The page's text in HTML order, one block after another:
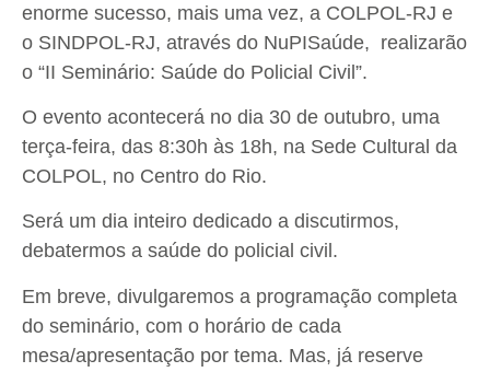
enorme sucesso, mais uma vez, a COLPOL-RJ e
o SINDPOL-RJ, através do NuPISaúde, realizarão
o “II Seminário: Saúde do Policial Civil”.
O evento acontecerá no dia 30 de outubro, uma
terça-feira, das 8:30h às 18h, na Sede Cultural da
COLPOL, no Centro do Rio.
Será um dia inteiro dedicado a discutirmos,
debatermos a saúde do policial civil.
Em breve, divulgaremos a programação completa
do seminário, com o horário de cada
mesa/apresentação por tema. Mas, já reserve